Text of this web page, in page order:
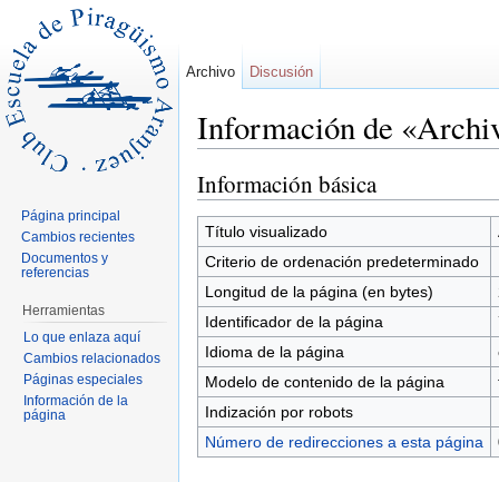
Información de
Información básica
Título visualizado
Criterio de ordenación predeterminado
Longitud de la página (en bytes)
Identificador de la página
Idioma de la página
Modelo de contenido de la página
Indización por robots
Número de redirecciones a esta página
Archivo Discusión
Página principal
Cambios recientes
Documentos y
referencias
Herramientas
Lo que enlaza aquí
Cambios relacionados
Páginas especiales
Información de la
página